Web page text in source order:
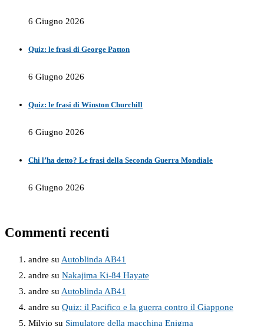
6 Giugno 2026
Quiz: le frasi di George Patton
6 Giugno 2026
Quiz: le frasi di Winston Churchill
6 Giugno 2026
Chi l’ha detto? Le frasi della Seconda Guerra Mondiale
6 Giugno 2026
Commenti recenti
andre su Autoblinda AB41
andre su Nakajima Ki-84 Hayate
andre su Autoblinda AB41
andre su Quiz: il Pacifico e la guerra contro il Giappone
Milvio su Simulatore della macchina Enigma